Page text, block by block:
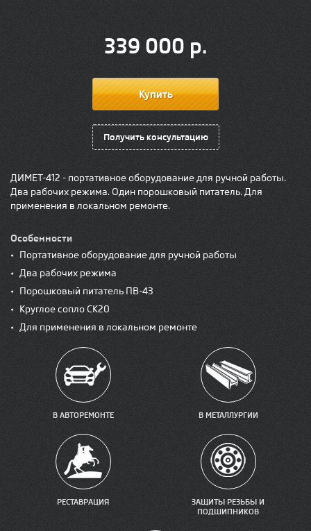
339 000 р.
Получить консультацию
ДИМЕТ-412 - портативное оборудование для ручной работы.
Два рабочих режима. Один порошковый питатель. Для
применения в локальном ремонте.
Особенности
•
Портативное оборудование для ручной работы
• Два рабочих режима
• Порошковый питатель ПВ-43
• Круглое сопло СК20
• Для применения в локальном ремонте
В АВТОРЕМОНТЕ В МЕТАЛЛУРГИИ
РЕСТАВРАЦИЯ
ЗАЩИТЫ РЕЗЬБЫ И
ПОДШИПНИКОВ